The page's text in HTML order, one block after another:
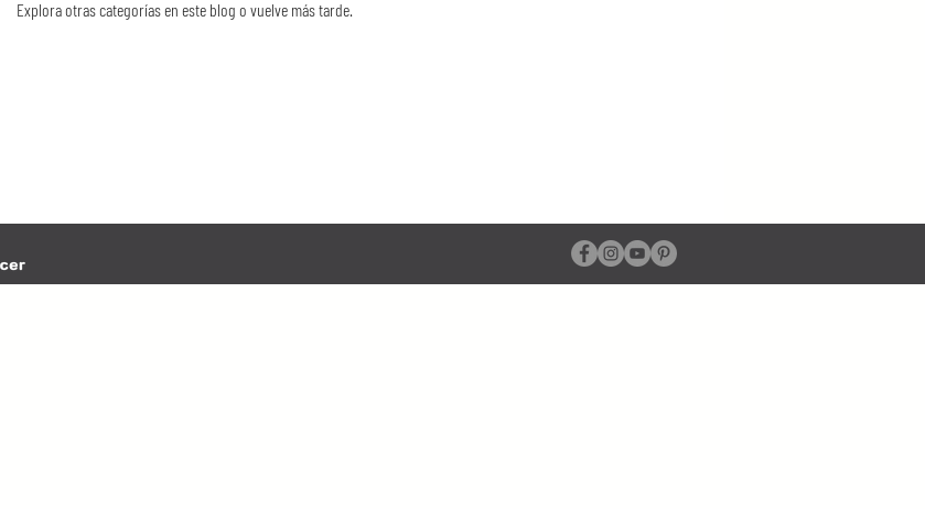
Explora otras categorías en este blog o vuelve más tarde.